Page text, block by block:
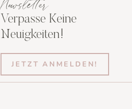
Verpasse Keine
Neuigkeiten!
JETZT ANMELDEN!